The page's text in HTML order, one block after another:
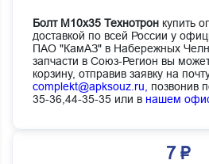
Болт М10х35 Технотрон купить
доставкой по всей России у
ПАО "КамАЗ" в Набережных
запчасти в Союз-Регион вы
корзину, отправив заявку на
complekt@apksouz.ru,
позвонив
35-36,44-35-35 или в нашем
7 ₽